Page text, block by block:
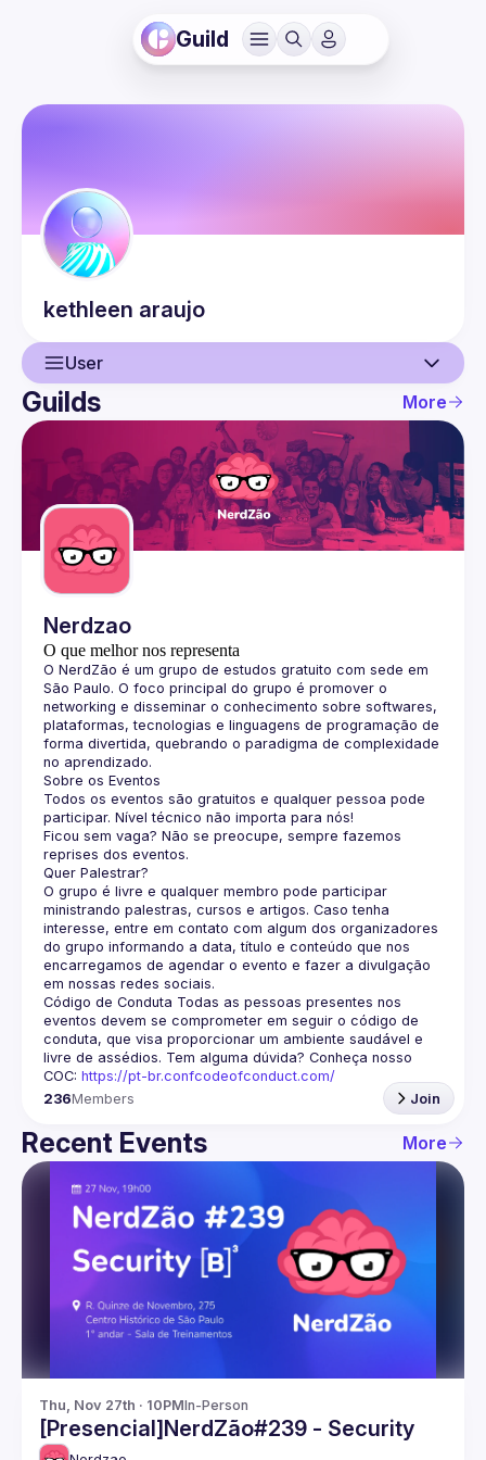
Guild
kethleen araujo
User
User
Events
Guilds
Guilds More
Nerdzao
O que melhor nos representa
O NerdZão é um grupo de estudos gratuito com sede em
São Paulo. O foco principal do grupo é promover o
networking e disseminar o conhecimento sobre softwares,
plataformas, tecnologias e linguagens de programação de
forma divertida, quebrando o paradigma de complexidade
no aprendizado.
Sobre os Eventos
Todos os eventos são gratuitos e qualquer pessoa pode
participar. Nível técnico não importa para nós!
Ficou sem vaga? Não se preocupe, sempre fazemos
reprises dos eventos.
Quer Palestrar?
O grupo é livre e qualquer membro pode participar
ministrando palestras, cursos e artigos. Caso tenha
interesse, entre em contato com algum dos organizadores
do grupo informando a data, título e conteúdo que nos
encarregamos de agendar o evento e fazer a divulgação
em nossas redes sociais.
Código de Conduta Todas as pessoas presentes nos
eventos devem se comprometer em seguir o código de
conduta, que visa proporcionar um ambiente saudável e
livre de assédios. Tem alguma dúvida? Conheça nosso
COC: https://pt-br.confcodeofconduct.com/
236Members Join
Recent Events More
Thu, Nov 27th · 10PMIn-Person
[Presencial]NerdZão#239 - Security